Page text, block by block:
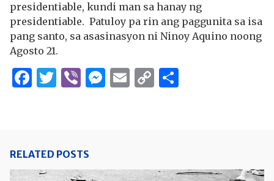
presidentiable, kundi man sa hanay ng
presidentiable. Patuloy pa rin ang paggunita sa isa
pang santo, sa asasinasyon ni Ninoy Aquino noong
Agosto 21.
Facebook
Twitter
ViberMessenger
Email
Copy
RELATED POSTS